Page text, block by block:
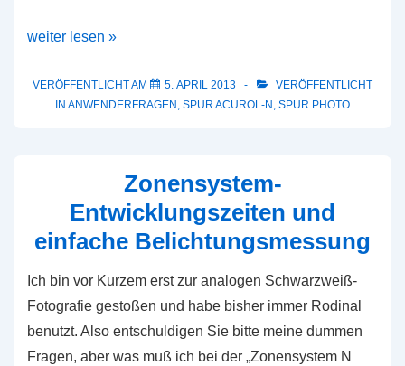
Gibt
einen
Film,
ACUROL-
nicht
entwickeln
kann?
weiter lesen »
VERÖFFENTLICHT AM 5. APRIL 2013
VERÖFFENTLICHT
IN ANWENDERFRAGEN , SPUR ACUROL-N , SPUR PHOTO
Zonensystem-
Entwicklungszeiten und
einfache Belichtungsmessung
Ich bin vor Kurzem erst zur analogen Schwarzweiß-
Fotografie gestoßen und habe bisher immer Rodinal
benutzt. Also entschuldigen Sie bitte meine dummen
Fragen, aber was muß ich bei der „Zonensystem N